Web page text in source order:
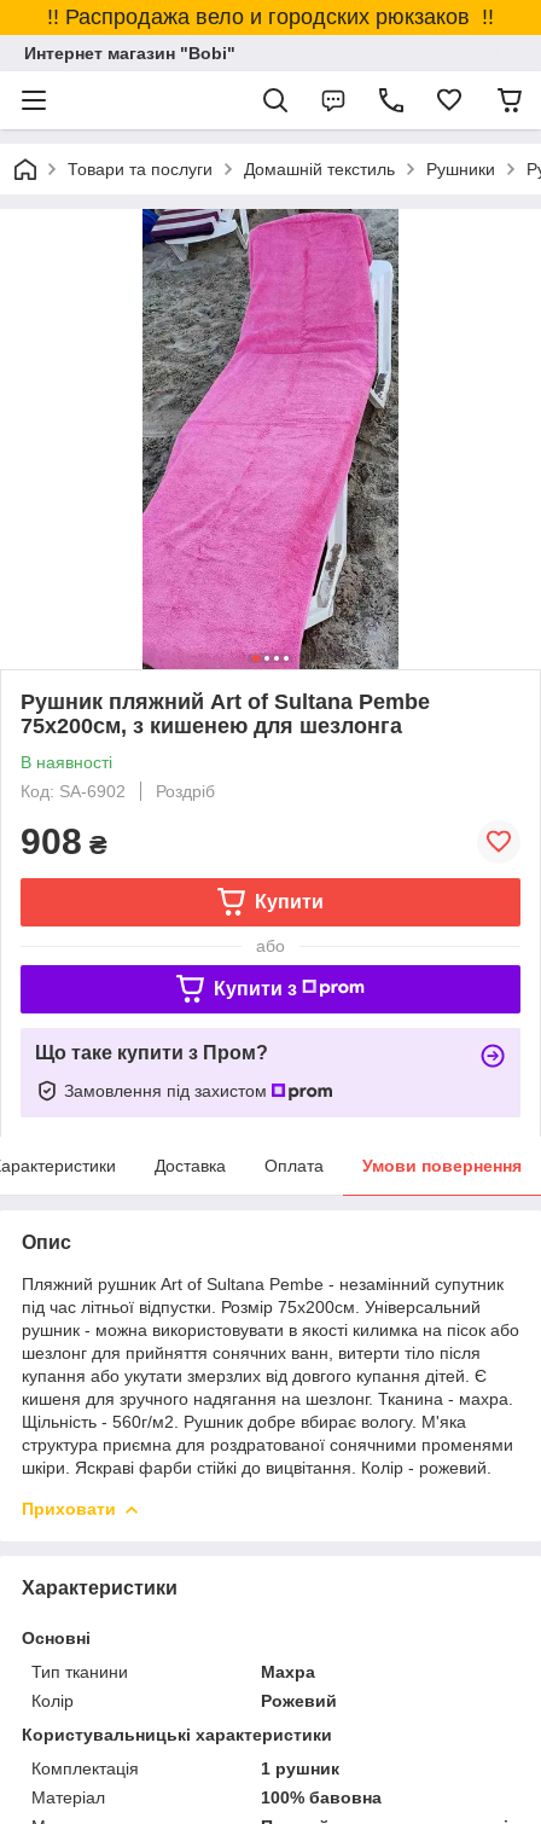
!! Распродажа вело и городских рюкзаков !!
Интернет магазин "Bobi"
Товари та послуги Домашній текстиль Рушники
Рушник пляжний Art of Sultana Pembe
75х200см, з кишенею для шезлонга
В наявності
Код: SA-6902
Роздріб
908 ₴
Купити
або
Купити з
Що таке купити з Пром?
Замовлення під захистом
Доставка Оплата Умови повернення
Опис
Пляжний рушник Art of Sultana Pembe - незамінний супутник
під час літньої відпустки. Розмір 75х200см. Універсальний
рушник - можна використовувати в якості килимка на пісок або
шезлонг для прийняття сонячних ванн, витерти тіло після
купання або укутати змерзлих від довгого купання дітей. Є
кишеня для зручного надягання на шезлонг. Тканина - махра.
Щільність - 560г/м2. Рушник добре вбирає вологу. М'яка
структура приємна для роздратованої сонячними променями
шкіри. Яскраві фарби стійкі до вицвітання. Колір - рожевий.
Приховати
Характеристики
Основні
Тип тканини
Махра
Колір
Рожевий
Користувальницькі характеристики
Комплектація
1 рушник
Матеріал
100% бавовна